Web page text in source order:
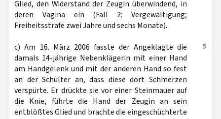
Glied, den Widerstand der Zeugin überwindend, in
deren Vagina ein (Fall 2: Vergewaltigung;
Freiheitsstrafe zwei Jahre und sechs Monate).
5
c) Am 16. März 2006 fasste der Angeklagte die
damals 14-jährige Nebenklägerin mit einer Hand
am Handgelenk und mit der anderen Hand so fest
an der Schulter an, dass diese dort Schmerzen
verspürte. Er drückte sie vor einer Steinmauer auf
die Knie, führte die Hand der Zeugin an sein
entblößtes Glied und brachte die eingeschüchterte